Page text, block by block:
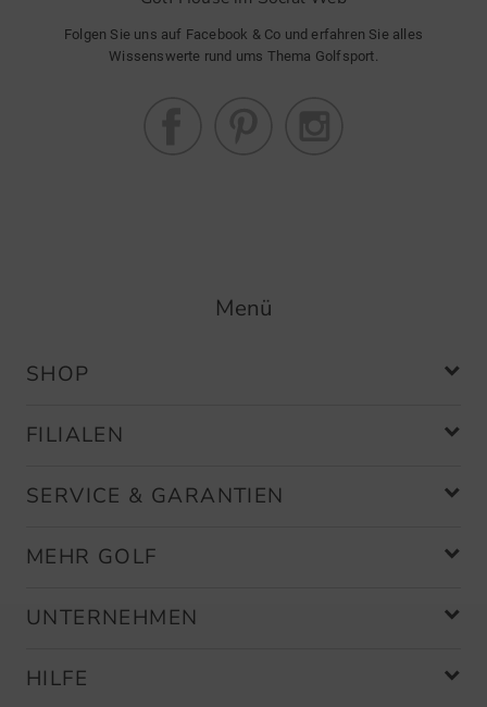
Folgen Sie uns auf Facebook & Co und erfahren Sie alles
Wissenswerte rund ums Thema Golfsport.
Menü
SHOP
FILIALEN
SERVICE & GARANTIEN
MEHR GOLF
UNTERNEHMEN
HILFE